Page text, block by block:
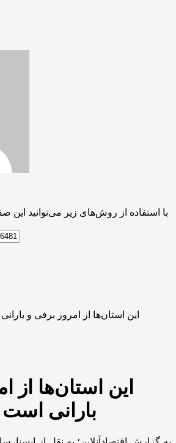
با استفاده از روش‌های زیر می‌توانید این
این استان‌ها از امروز برفی و بارانی است
این استان‌ها از
بارانی است تا ۱۲